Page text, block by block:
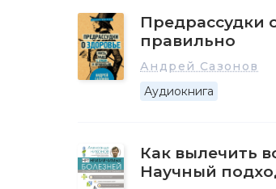
Предрассудки
правильно
Андрей Сазонов
Аудиокнига
Как вылечить
Научный